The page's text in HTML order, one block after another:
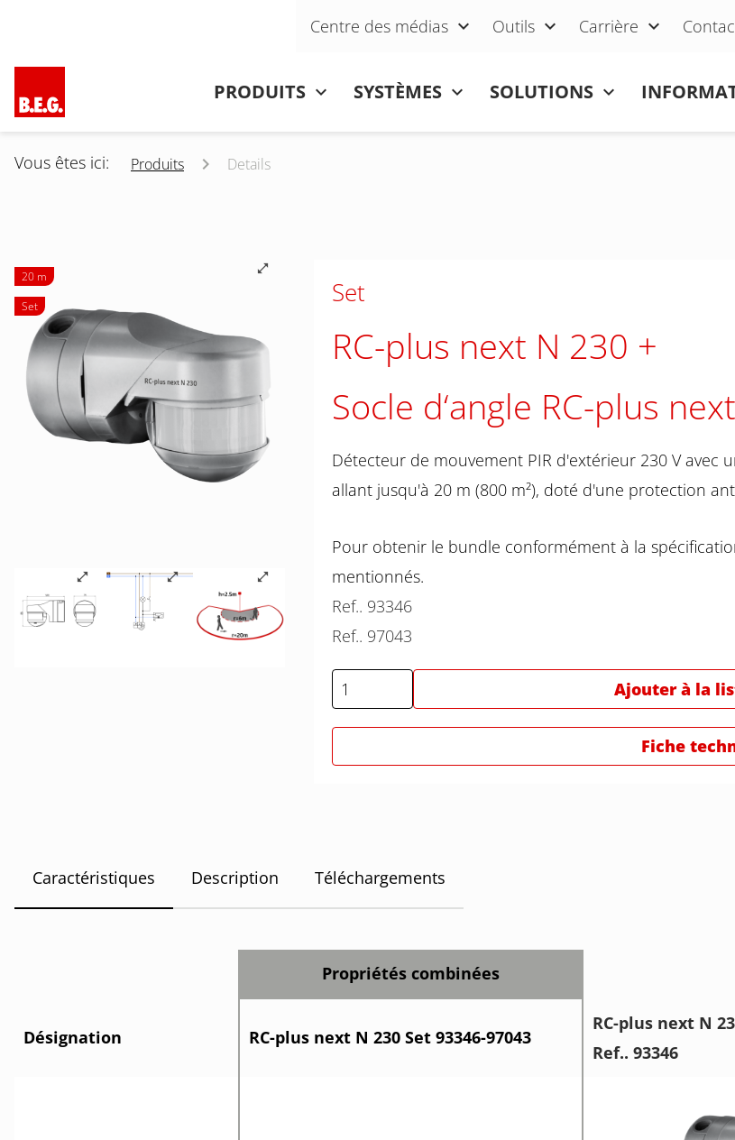
Aller au contenu
Centre des médias Outils Carrière
PRODUITS SYSTÈMES SOLUTIONS
Vous êtes ici: Produits Details
20 m
Set
Set
RC-plus next N 230
Socle d‘angle RC-plus next
Détecteur de mouvement PIR d'extérieur 230 V avec
allant jusqu'à 20 m (800 m²), doté d'une protection
Pour obtenir le bundle conformément à la
mentionnés.
Ref.. 93346
Ref.. 97043
Ajouter à la
Fiche
Caractéristiques Description Téléchargements
Propriétés combinées
Désignation RC-plus next N 230 Set 93346-97043
RC-plus next N
Ref.. 93346